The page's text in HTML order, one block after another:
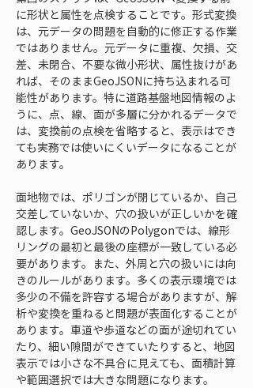
に形状と属性を点検することです。形式変換
は、元データの問題を自動的に修正する作業
ではありません。元データに重複、欠損、交
差、未閉合、不要な微小形状、属性抜けがあ
れば、そのままGeoJSONに持ち込まれる可
能性があります。特に道路基盤地図情報のよ
うに、点、線、面が多層に分かれるデータで
は、変換前の点検を省略すると、表示はでき
ても実務では使いにくいデータになることが
あります。
面地物では、ポリゴンが閉じているか、自己
交差していないか、穴の扱いが正しいかを確
認します。GeoJSONのPolygonでは、線形
リングの最初と最後の座標が一致している必
要があります。また、外周と穴の扱いには向
きのルールがあります。多くの表示環境では
多少の不備を許容する場合がありますが、解
析や変換を重ねると問題が表面化することが
あります。車道や歩道などの面が途切れてい
たり、細い隙間ができていたりすると、地図
表示では小さな不具合に見えても、面積計算
や範囲選択では大きな問題になります。